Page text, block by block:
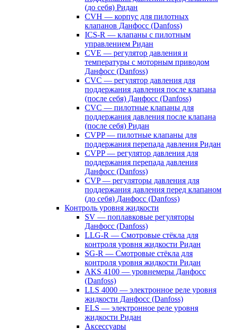
(до себя) Ридан
CVH — корпус для пилотных
клапанов Данфосс (Danfoss)
ICS-R — клапаны с пилотным
управлением Ридан
CVE — регулятор давления и
температуры с моторным приводом
Данфосс (Danfoss)
CVС — регулятор давления для
поддержания давления после клапана
(после себя) Данфосс (Danfoss)
CVС — пилотные клапаны для
поддержания давления после клапана
(после себя) Ридан
CVPP — пилотные клапаны для
поддержания перепада давления Ридан
CVPP — регулятор давления для
поддержания перепада давления
Данфосс (Danfoss)
CVP — регуляторы давления для
поддержания давления перед клапаном
(до себя) Данфосс (Danfoss)
Контроль уровня жидкости
SV — поплавковые регуляторы
Данфосс (Danfoss)
LLG-R — Смотровые стёкла для
контроля уровня жидкости Ридан
SG-R — Смотровые стёкла для
контроля уровня жидкости Ридан
AKS 4100 — уровнемеры Данфосс
(Danfoss)
LLS 4000 — электронное реле уровня
жидкости Данфосс (Danfoss)
ELS — электронное реле уровня
жидкости Ридан
Аксессуары